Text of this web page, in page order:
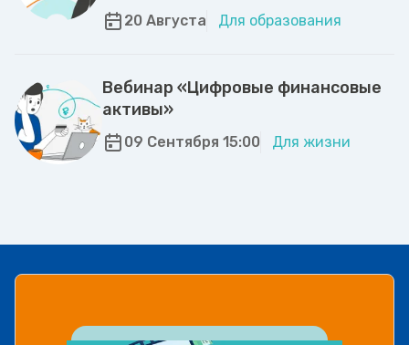
20 Августа Для образования
Вебинар «Цифровые финансовые
активы»
09 Сентября 15:00 Для жизни